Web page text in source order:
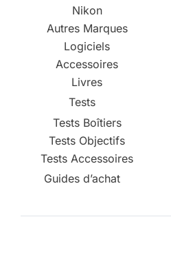
Nikon
Autres Marques
Logiciels
Accessoires
Livres
Tests
Tests Boîtiers
Tests Objectifs
Tests Accessoires
Guides d’achat